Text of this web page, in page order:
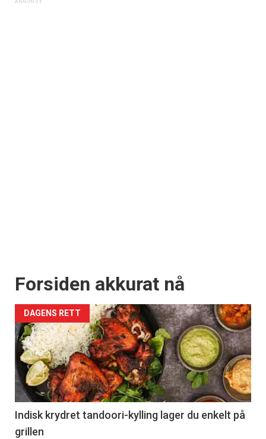
Forsiden akkurat nå
DAGENS RETT
Indisk krydret tandoori-kylling lager du enkelt på
grillen